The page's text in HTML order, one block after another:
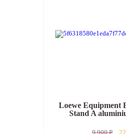
Loewe Equipment
Stand A
9 900 P